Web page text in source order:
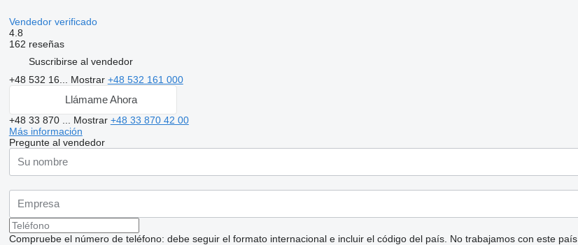
Vendedor verificado
4.8
162 reseñas
Suscribirse al vendedor
+48 532 16... Mostrar +48 532 161 000
Llámame Ahora
+48 33 870 ... Mostrar +48 33 870 42 00
Más información
Pregunte al vendedor
Compruebe el número de teléfono: debe seguir el formato internacional e incluir el código del país. No trabajamos con este país